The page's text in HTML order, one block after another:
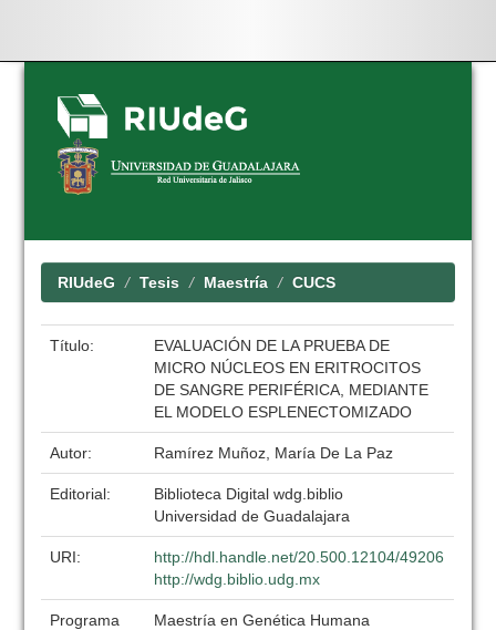
Skip
navigation
RIUdeG Tesis Maestría CUCS
Título:
EVALUACIÓN DE LA PRUEBA DE
MICRO NÚCLEOS EN ERITROCITOS
DE SANGRE PERIFÉRICA, MEDIANTE
EL MODELO ESPLENECTOMIZADO
Autor: Ramírez Muñoz, María De La Paz
Editorial:
Biblioteca Digital wdg.biblio
Universidad de Guadalajara
URI:
http://hdl.handle.net/20.500.12104/49206
http://wdg.biblio.udg.mx
Programa
Maestría en Genética Humana